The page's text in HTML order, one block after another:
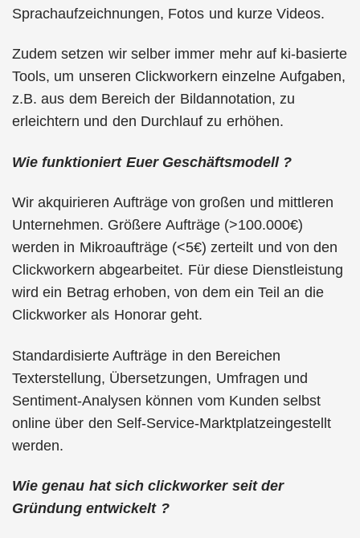
Sprachaufzeichnungen, Fotos und kurze Videos.
Zudem setzen wir selber immer mehr auf ki-basierte
Tools, um unseren Clickworkern einzelne Aufgaben,
z.B. aus dem Bereich der Bildannotation, zu
erleichtern und den Durchlauf zu erhöhen.
Wie funktioniert Euer Geschäftsmodell ?
Wir akquirieren Aufträge von großen und mittleren
Unternehmen. Größere Aufträge (>100.000€)
werden in Mikroaufträge (<5€) zerteilt und von den
Clickworkern abgearbeitet. Für diese Dienstleistung
wird ein Betrag erhoben, von dem ein Teil an die
Clickworker als Honorar geht.
Standardisierte Aufträge in den Bereichen
Texterstellung, Übersetzungen, Umfragen und
Sentiment-Analysen können vom Kunden selbst
online über den Self-Service-Marktplatzeingestellt
werden.
Wie genau hat sich clickworker seit der
Gründung entwickelt ?